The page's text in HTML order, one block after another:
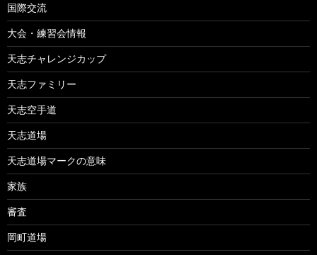
国際交流
大会・練習会情報
天志チャレンジカップ
天志ファミリー
天志空手道
天志道場
天志道場マークの意味
家族
審査
岡町道場